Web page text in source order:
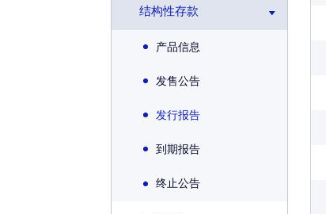
结构性存款
产品信息
发售公告
发行报告
到期报告
终止公告